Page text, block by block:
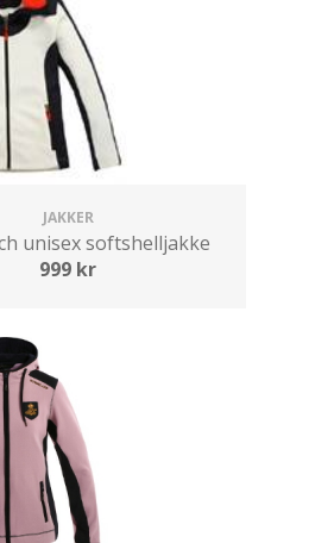
JAKKER
unisex softshelljakke
999 kr